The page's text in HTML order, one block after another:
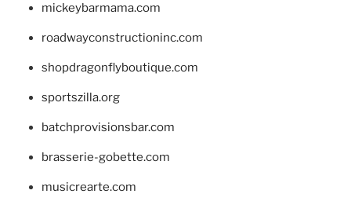
mickeybarmama.com
roadwayconstructioninc.com
shopdragonflyboutique.com
sportszilla.org
batchprovisionsbar.com
brasserie-gobette.com
musicrearte.com